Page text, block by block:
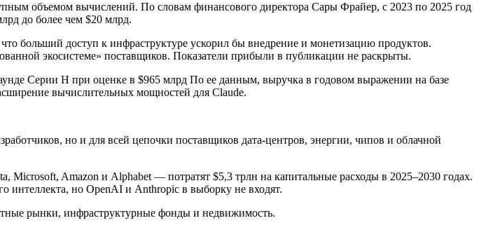
объемом вычислений. По словам финансового директора Сары Фрайер, с 2023 по 2025 год
до более чем $20 млрд.
больший доступ к инфраструктуре ускорил бы внедрение и монетизацию продуктов.
экосистеме» поставщиков. Показатели прибыли в публикации не раскрыты.
Серии H при оценке в $965 млрд По ее данным, выручка в годовом выражении на базе
вычислительных мощностей для Claude.
но и для всей цепочки поставщиков дата-центров, энергии, чипов и облачной
Amazon и Alphabet — потратят $5,3 трлн на капитальные расходы в 2025–2030 годах.
интеллекта, но OpenAI и Anthropic в выборку не входят.
рынки, инфраструктурные фонды и недвижимость.